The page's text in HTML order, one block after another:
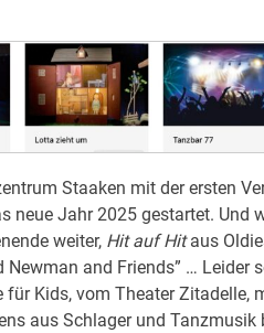
Staaken mit der ersten
neue Jahr 2025 gestartet. Und
weiter, Hit auf Hitaus
Newman and Friends” … Leider
für Kids, vom Theater Zitadelle,
aus Schlager und Tanzmusik